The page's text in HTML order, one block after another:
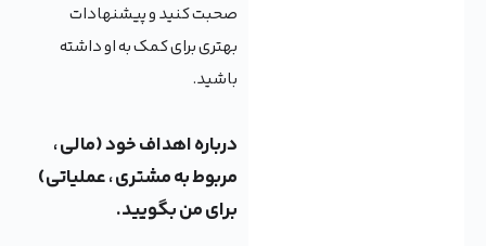
صحبت کنید و پیشنهادات
بهتری برای کمک به او داشته
باشید.
درباره اهداف خود (مالی ،
مربوط به مشتری ، عملیاتی)
برای من بگویید.